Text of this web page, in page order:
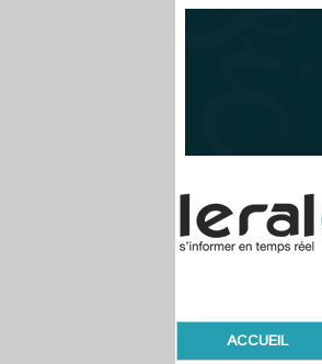
ACCUEIL